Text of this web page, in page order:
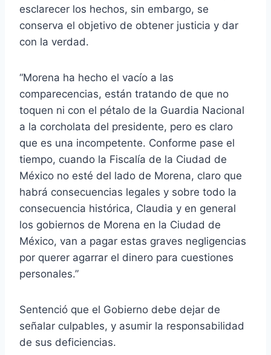
esclarecer los hechos, sin embargo, se
conserva el objetivo de obtener justicia y dar
con la verdad.
“Morena ha hecho el vacío a las
comparecencias, están tratando de que no
toquen ni con el pétalo de la Guardia Nacional
a la corcholata del presidente, pero es claro
que es una incompetente. Conforme pase el
tiempo, cuando la Fiscalía de la Ciudad de
México no esté del lado de Morena, claro que
habrá consecuencias legales y sobre todo la
consecuencia histórica, Claudia y en general
los gobiernos de Morena en la Ciudad de
México, van a pagar estas graves negligencias
por querer agarrar el dinero para cuestiones
personales.”
Sentenció que el Gobierno debe dejar de
señalar culpables, y asumir la responsabilidad
de sus deficiencias.